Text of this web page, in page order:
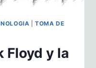
|TOMA DE
Floyd y la